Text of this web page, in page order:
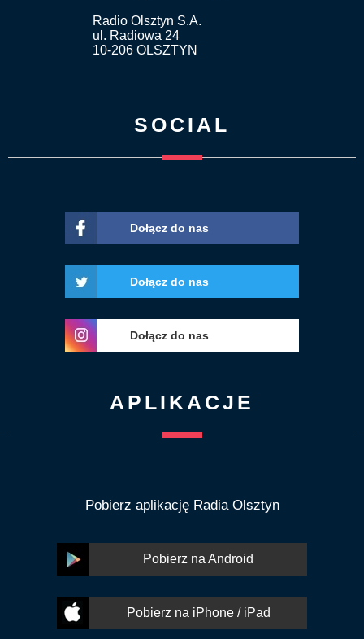
Radio Olsztyn S.A.
ul. Radiowa 24
10-206 OLSZTYN
SOCIAL
Dołącz do nas
Dołącz do nas
Dołącz do nas
APLIKACJE
Pobierz aplikację Radia Olsztyn
Pobierz na Android
Pobierz na iPhone / iPad